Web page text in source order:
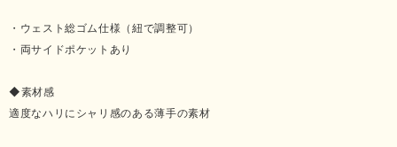
・ウェスト総ゴム仕様（紐で調整可）
・両サイドポケットあり
◆素材感
適度なハリにシャリ感のある薄手の素材